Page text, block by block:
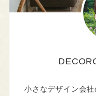
小さなデザイン会